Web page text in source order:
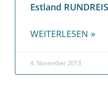
Estland
WEITERLESEN »
4. November 2013